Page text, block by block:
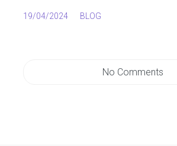
19/04/2024 BLOG
No Comments